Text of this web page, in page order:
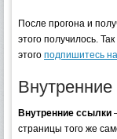
После прогона и
этого получилось.
этого подпишитесь
Внутренние ссылки
страницы того же